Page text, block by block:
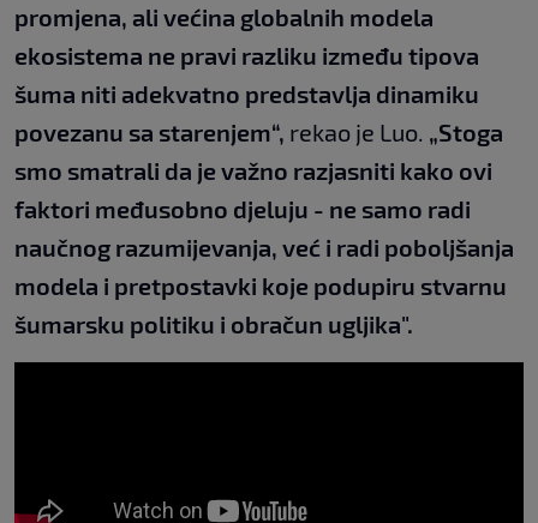
promjena, ali većina globalnih modela
ekosistema ne pravi razliku između tipova
šuma niti adekvatno predstavlja dinamiku
povezanu sa starenjem“, rekao je Luo. „Stoga
smo smatrali da je važno razjasniti kako ovi
faktori međusobno djeluju - ne samo radi
naučnog razumijevanja, već i radi poboljšanja
modela i pretpostavki koje podupiru stvarnu
šumarsku politiku i obračun ugljika".